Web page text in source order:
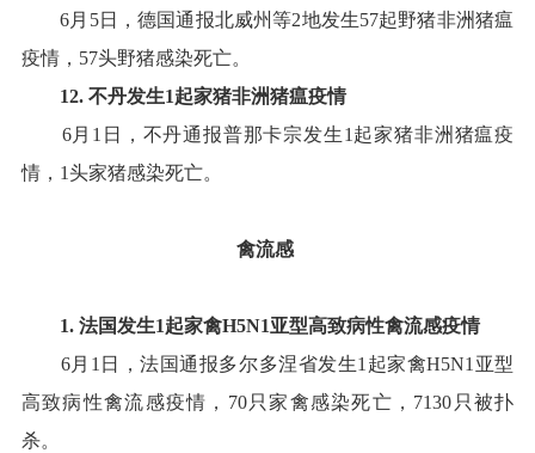
6月 5日，德国通报北威州等2地发生57起野猪非洲猪瘟
疫情， 57头野猪感染死亡。
12. 不丹发生1起家猪非洲猪瘟疫情
6月 1 日，不丹通报普那卡宗发生1 起家猪非洲猪瘟疫
情， 1头家猪感染死亡。
禽流感
1. 法国发生1起家禽H5N1亚型高致病性禽流感疫情
6月 1 日，法国通报多尔多涅省发生1 起家禽H5N1 亚型
高致病性禽流感疫情， 70只家禽感染死亡， 7130 只被扑
杀。